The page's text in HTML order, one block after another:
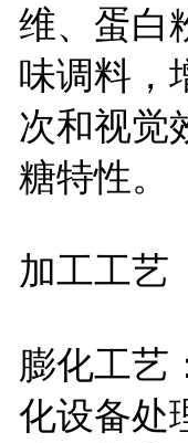
维、蛋白
味调料，
次和视觉
糖特性。
加工工艺
膨化工艺
化设备处